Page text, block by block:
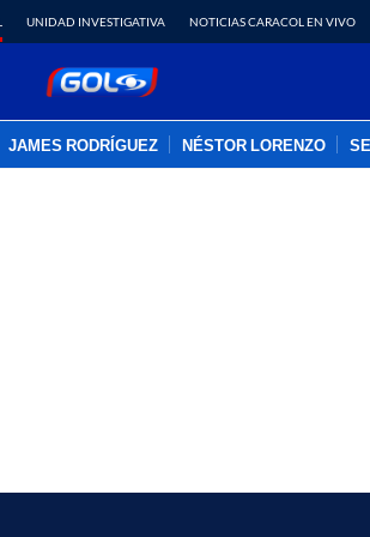
UNIDAD INVESTIGATIVA NOTICIAS CARACOL EN VIVO
JAMES RODRÍGUEZ NÉSTOR LORENZO